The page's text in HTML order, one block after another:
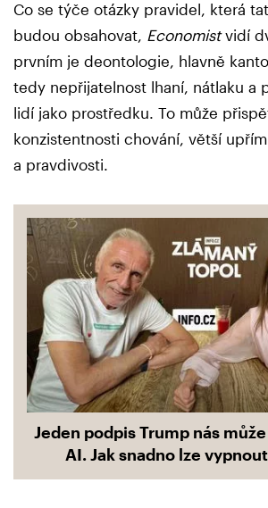
Co se týče otázky pravidel, která
budou obsahovat, Economistvidí
prvním je deontologie, hlavně
tedy nepřijatelnost lhaní, nátlaku a
lidí jako prostředku. To může
konzistentnosti chování, větší
a pravdivosti.
Jeden podpis Trump nás
AI. Jak snadno lze